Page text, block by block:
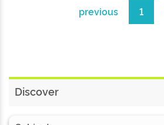
previous 1
Discover